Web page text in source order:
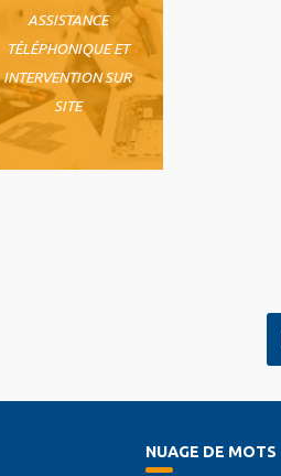
ASSISTANCE
TÉLÉPHONIQUE ET
INTERVENTION SUR
SITE
NUAGE DE MOTS